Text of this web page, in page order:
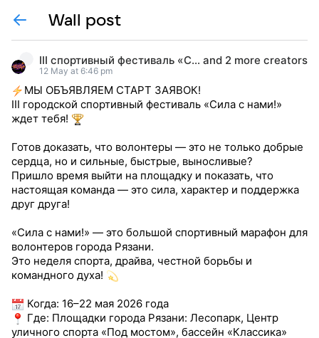
Wall post
III спортивный фестиваль «Сила с нами!» and 2 more creators
12 May at 6:46 pm
МЫ ОБЪЯВЛЯЕМ СТАРТ ЗАЯВОК!
III городской спортивный фестиваль «Сила с нами!»
ждет тебя!
Готов доказать, что волонтеры — это не только добрые
сердца, но и сильные, быстрые, выносливые?
Пришло время выйти на площадку и показать, что
настоящая команда — это сила, характер и поддержка
друг друга!
«Сила с нами!» — это большой спортивный марафон для
волонтеров города Рязани.
Это неделя спорта, драйва, честной борьбы и
командного духа!
Когда: 16–22 мая 2026 года
Где: Площадки города Рязани: Лесопарк, Центр
уличного спорта «Под мостом», бассейн «Классика»